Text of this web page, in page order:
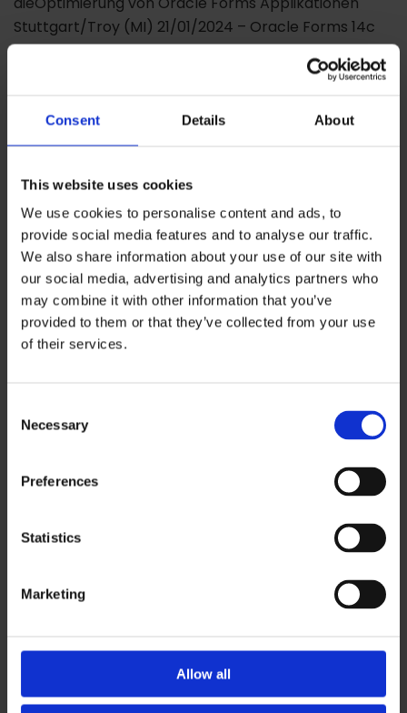
Consent Details About
This website uses cookies
We use cookies to personalise content and ads, to
provide social media features and to analyse our traffic.
We also share information about your use of our site with
our social media, advertising and analytics partners who
may combine it with other information that you’ve
provided to them or that they’ve collected from your use
of their services.
Selection
Necessary
Preferences
Statistics
Marketing
Allow all
Stuttgart/Troy (MI) 21/01/2024 – Oracle Forms 14c
ist da. Lange ersehnt, wurde das neue Forms Release
14c kurz vor Weihnachten veröffentlicht. Oracle
präsentiert sich moderner denn je. Bei […]
Oracle Forms 14 kommt
Oracle Forms 14 kommt – Oracle hat auf seine
Kunden gehört! Forms Kunden gewinnen Sicherheit
und Zeit für ihre Migrationsvorhaben Stuttgart/Troy
03.12.2024 – Forms 14 kommt. Das steht fest. Ob
Ankündigungen und Verzögerungen kaum noch von
Bedeutung. Forms 14 kommt und für manche Kunden
[…]